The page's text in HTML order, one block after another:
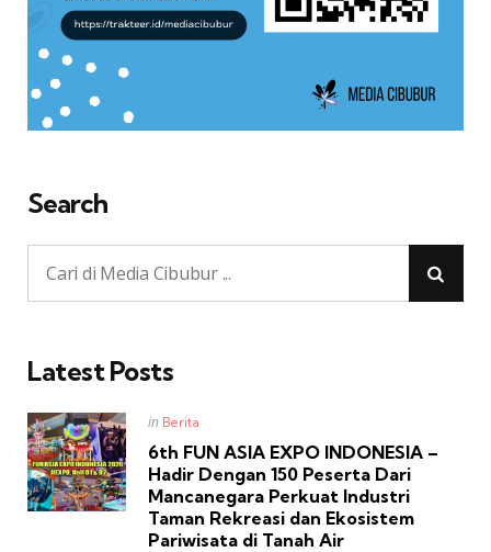
Search
Latest Posts
Posted
in
in Berita
6th FUN ASIA EXPO INDONESIA –
Hadir Dengan 150 Peserta Dari
Mancanegara Perkuat Industri
Taman Rekreasi dan Ekosistem
Pariwisata di Tanah Air